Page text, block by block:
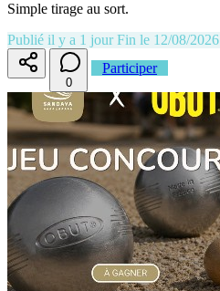
Simple tirage au sort.
Publié il y a 1 jour Fin le 12/08/2026
0
Participer